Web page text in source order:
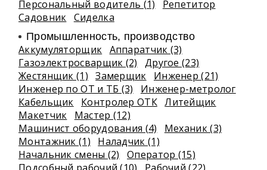
Персональный водитель (1)
Репетитор
Садовник Сиделка
Промышленность, производство
Аккумуляторщик Аппаратчик (3)
Газоэлектросварщик (2)
Другое (23)
Жестянщик (1)
Замерщик
Инженер (21)
Инженер по ОТ и ТБ (3)
Инженер-метролог
Кабельщик
Контролер ОТК Литейщик
Макетчик
Мастер (12)
Машинист оборудования (4)
Механик (3)
Монтажник (1)
Наладчик (1)
Начальник смены (2)
Оператор (15)